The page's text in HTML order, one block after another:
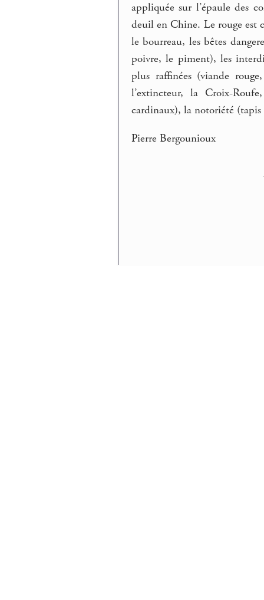
appliquée sur l’épaule des
deuil en Chine. Le rouge est
le bourreau, les bêtes
poivre, le piment), les
plus raffinées (viande
l’extincteur, la Croix-
cardinaux), la notoriété
Pierre Bergounioux